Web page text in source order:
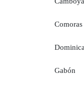
Comoras
Dominica
Gabón